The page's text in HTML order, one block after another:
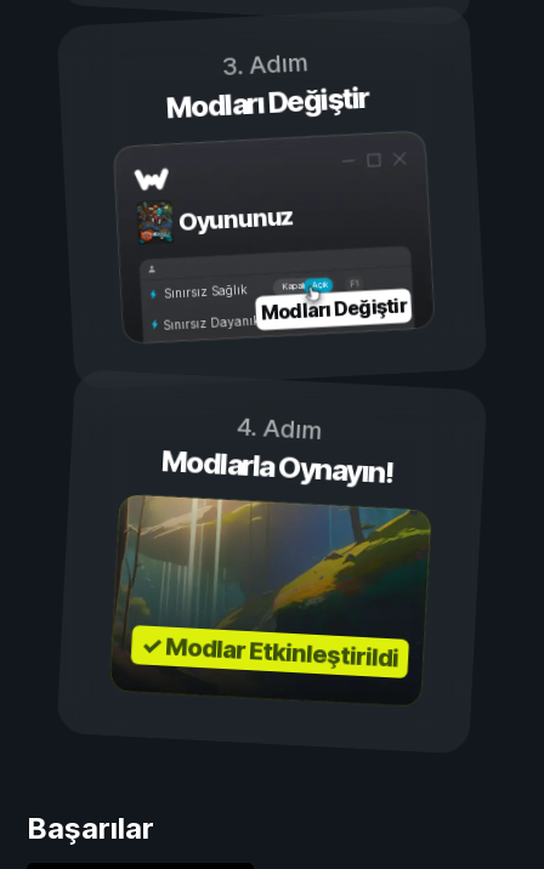
3. Adım
Modları Değiştir
Oyununuz
Açık
Kapalı
Sınırsız Sağlık
Sınırsız DayanıklılıkModları Değiştir
4. Adım
Modlarla Oynayın!
✓ Modlar Etkinleştirildi
Başarılar